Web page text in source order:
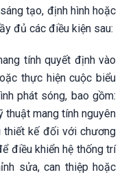
tạo, định hình hoặc
đủ các điều kiện sau:
tính quyết định vào
thực hiện cuộc biểu
phát sóng, bao gồm:
thuật mang tính nguyên
thiết kế đối với chương
điều khiển hệ thống trí
sửa, can thiệp hoặc